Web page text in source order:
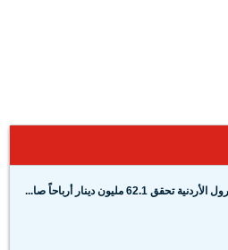
تحقق 62.1 مليون دينار أرباحاً صا...